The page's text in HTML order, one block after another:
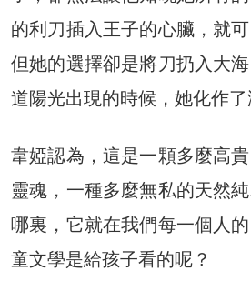
的利刀插入王子的心臟，就
但她的選擇卻是將刀扔入大
道陽光出現的時候，她化作
韋婭認為，這是一顆多麼高
靈魂，一種多麼無私的天然
哪裏，它就在我們每一個人
童文學是給孩子看的呢？